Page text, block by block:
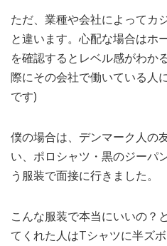
ただ、業種や会社によってカ
と違います。心配な場合はホ
を確認するとレベル感がわか
際にその会社で働いている人
です)
僕の場合は、デンマーク人の
い、ポロシャツ・黒のジーパ
う服装で面接に行きました。
こんな服装で本当にいいの？
てくれた人はTシャツに半ズ